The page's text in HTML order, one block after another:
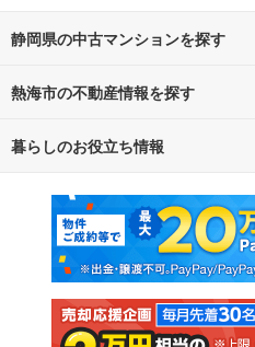
静岡県の中古マンションを探す
路線・駅から探す
通勤・通学時間から探す
熱海市の不動産情報を探す
不動産・住宅
新築マンション
新築一戸建て
注文住宅
暮らしのお役立ち情報
マンションカタログ